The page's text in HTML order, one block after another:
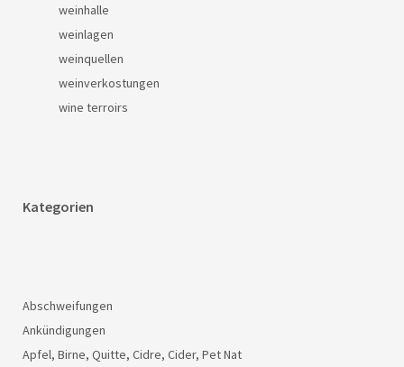
weinhalle
weinlagen
weinquellen
weinverkostungen
wine terroirs
Kategorien
Abschweifungen
Ankündigungen
Apfel, Birne, Quitte, Cidre, Cider, Pet Nat